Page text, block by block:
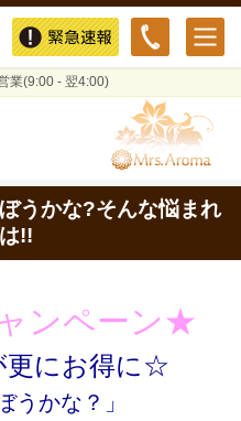
緊急速報
業(9:00 - 翌4:00)
うかな?そんな悩まれ
!!
ンペーン★
更にお得に☆
うかな？」